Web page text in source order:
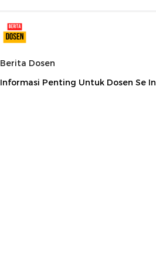
Berita Dosen
Informasi Penting Untuk Dosen Se